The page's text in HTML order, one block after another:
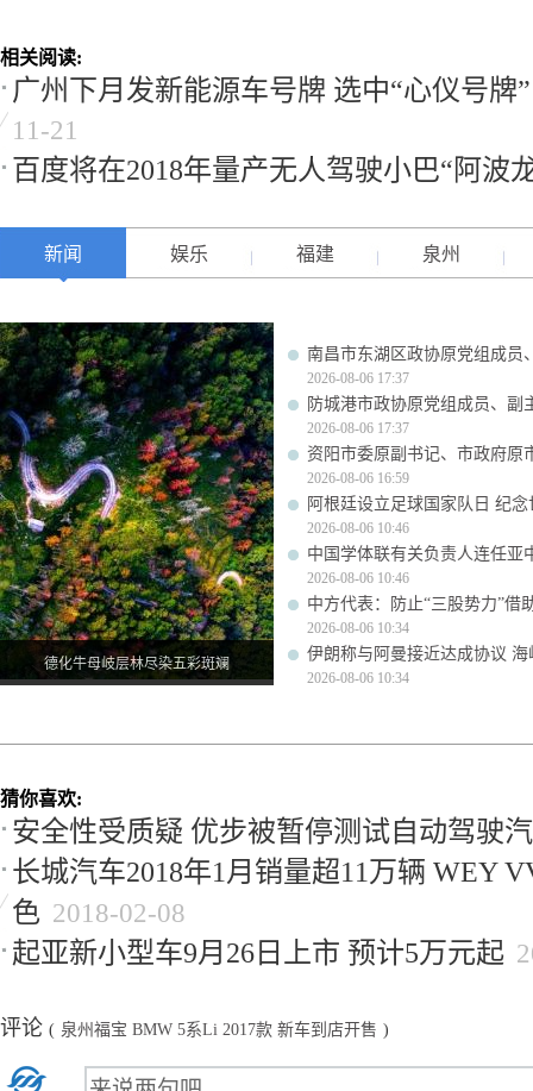
相关阅读:
广州下月发新能源车号牌 选中“心仪号牌
11-21
百度将在2018年量产无人驾驶小巴“阿波
新闻 娱乐 福建 泉州
德化牛母岐层林尽染五彩斑斓
南昌市东湖区政协原党组成员
2026-08-06 17:37
防城港市政协原党组成员、副
2026-08-06 17:37
资阳市委原副书记、市政府原
2026-08-06 16:59
阿根廷设立足球国家队日 纪
2026-08-06 10:46
中国学体联有关负责人连任亚
2026-08-06 10:46
中方代表：防止“三股势力”借
2026-08-06 10:34
伊朗称与阿曼接近达成协议
2026-08-06 10:34
猜你喜欢:
安全性受质疑 优步被暂停测试自动驾驶
长城汽车2018年1月销量超11万辆 WEY
色 2018-02-08
起亚新小型车9月26日上市 预计5万元起
评论 ( 泉州福宝 BMW 5系Li 2017款 新车到店开售 )